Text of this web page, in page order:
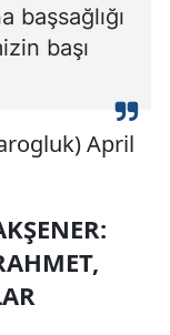
başsağlığı
başı
April